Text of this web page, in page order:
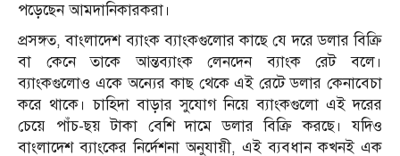
পড়েছেন আমদানিকারকরা।
প্রসঙ্গত, বাংলাদেশ ব্যাংক ব্যাংকগুলোর কাছে যে দরে ডলার বিক্রি
বা কেনে তাকে আন্তব্যাংক লেনদেন ব্যাংক রেট বলে।
ব্যাংকগুলোও একে অন্যের কাছ থেকে এই রেটে ডলার কেনাবেচা
করে থাকে। চাহিদা বাড়ার সুযোগ নিয়ে ব্যাংকগুলো এই দরের
চেয়ে পাঁচ-ছয় টাকা বেশি দামে ডলার বিক্রি করছে। যদিও
বাংলাদেশ ব্যাংকের নির্দেশনা অনুযায়ী, এই ব্যবধান কখনই এক